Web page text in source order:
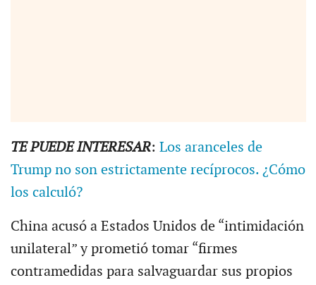
TE PUEDE INTERESAR: Los aranceles de
Trump no son estrictamente recíprocos. ¿Cómo
los calculó?
China acusó a Estados Unidos de “intimidación
unilateral” y prometió tomar “firmes
contramedidas para salvaguardar sus propios